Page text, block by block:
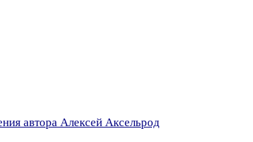
автора Алексей Аксельрод